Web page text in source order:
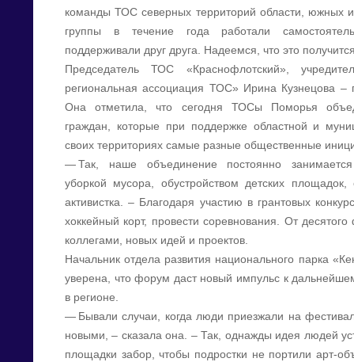
команды ТОС северных территорий области, южных
группы в течение года работали
поддерживали друг друга. Надеемся, что это
Председатель ТОС «Краснофлотский»,
региональная ассоциация ТОС» Ирина Кузнецова –
Она отметила, что сегодня ТОСы Поморья
граждан, которые при поддержке областной и
своих территориях самые разные общественные
— Так, наше объединение постоянно занимается
уборкой мусора, обустройством детских
активистка. – Благодаря участию в грантовых
хоккейный корт, провести соревнования. От
коллегами, новых идей и проектов.
Начальник отдела развития национального парка
уверена, что форум даст новый импульс к
в регионе.
— Бывали случаи, когда люди приезжали на
новыми, – сказала она. – Так, однажды идея людей
площадки забор, чтобы подростки не портили арт-